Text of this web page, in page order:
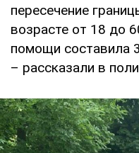
пересечение
возрасте от 18 до
помощи составила
– рассказали в